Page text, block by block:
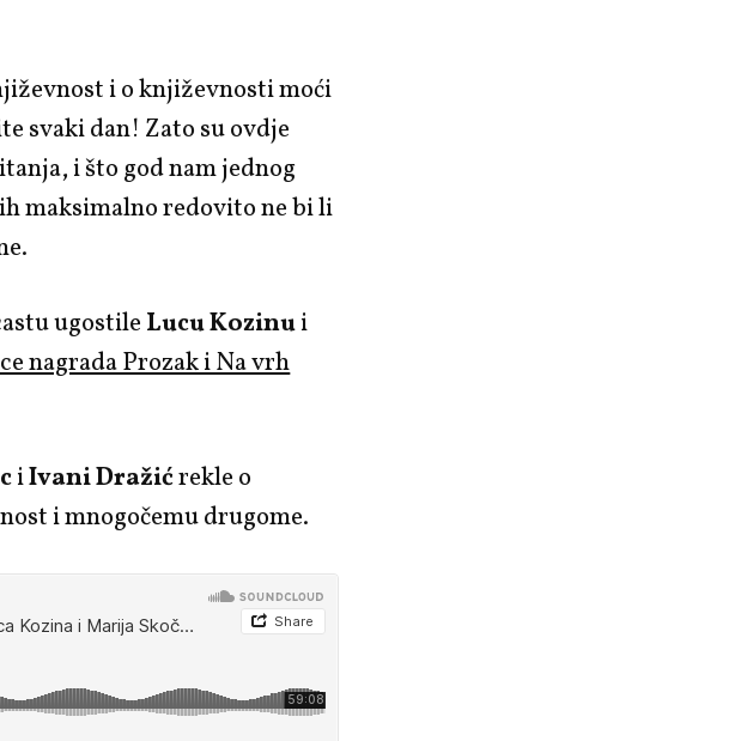
i o književnosti moći
svaki dan! Zato su ovdje
i što god nam jednog
maksimalno redovito ne bi li
ugostile Lucu Kozinui
nagrada Prozak i Na vrh
iIvani Dražićrekle o
i mnogočemu drugome.